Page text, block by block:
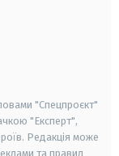
"Спецпроєкт"
"Експерт",
Редакція може
та правил